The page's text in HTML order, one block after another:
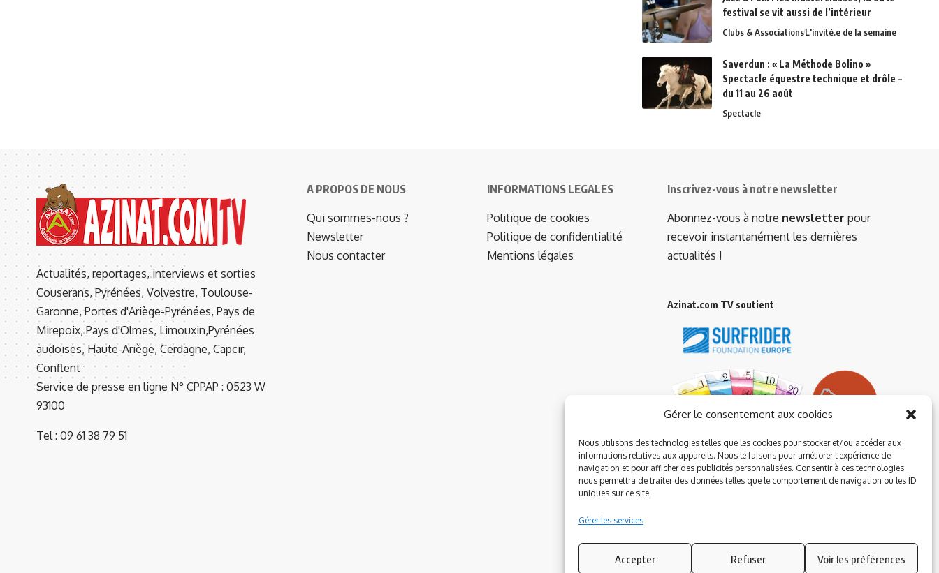
Gérer le consentement aux cookies
Nous utilisons des technologies telles que les cookies pour stocker et/ou accéder aux
informations relatives aux appareils. Nous le faisons pour améliorer l’expérience de
navigation et pour afficher des publicités personnalisées. Consentir à ces technologies
nous permettra de traiter des données telles que le comportement de navigation ou les ID
uniques sur ce site.
Gérer les services
Accepter Refuser Voir les préférences
festival se vit aussi de l’intérieur
Clubs & AssociationsL'invité.e de la semaine
Saverdun : « La Méthode Bolino »
Spectacle équestre technique et drôle –
du 11 au 26 août
Spectacle
Actualités, reportages, interviews et sorties
Couserans, Pyrénées, Volvestre, Toulouse-
Garonne, Portes d'Ariège-Pyrénées, Pays de
Mirepoix, Pays d'Olmes, Limouxin,Pyrénées
audoises, Haute-Ariège, Cerdagne, Capcir,
Conflent
Service de presse en ligne N° CPPAP : 0523 W
93100
Tel : 09 61 38 79 51
A PROPOS DE NOUS
Qui sommes-nous ?
Newsletter
Nous contacter
INFORMATIONS LEGALES
Politique de cookies
Politique de confidentialité
Mentions légales
Inscrivez-vous à notre newsletter
Abonnez-vous à notre newsletter pour
recevoir instantanément les dernières
actualités !
Azinat.com TV soutient
Suivez-nous